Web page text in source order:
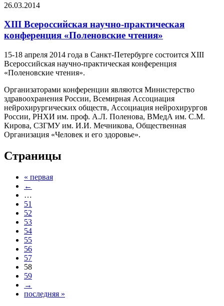
26.03.2014
ХIII Всероссийская научно-практическая
конференция «Поленовские чтения»
15-18 апреля 2014 года в Санкт-Петербурге состоится ХIII
Всероссийская научно-практическая конференция
«Поленовские чтения».
Организаторами конференции являются Министерство
здравоохранения России, Всемирная Ассоциация
нейрохирургических обществ, Ассоциация нейрохирургов
России, РНХИ им. проф. А.Л. Поленова, ВМедА им. С.М.
Кирова, СЗГМУ им. И.И. Мечникова, Общественная
Организация «Человек и его здоровье».
Страницы
« первая
←
…
51
52
53
54
55
56
57
58
59
→
последняя »